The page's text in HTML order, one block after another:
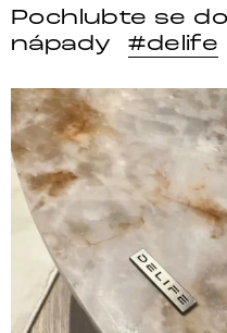
Pochlubte se
nápady
#delife
DELIFE – Nábytek,